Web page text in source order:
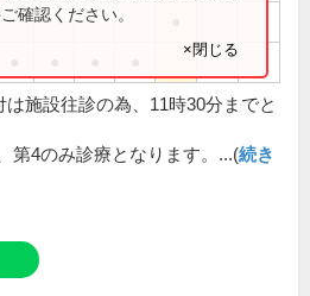
確認ください。
×閉じる
は施設往診の為、11時30分までと
第4のみ診療となります。...(続き